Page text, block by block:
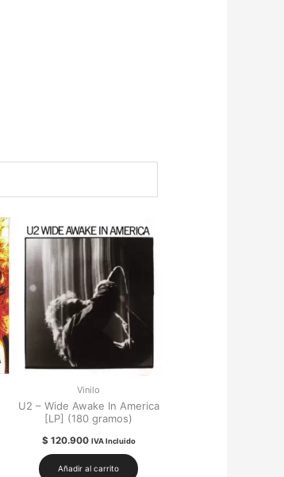
Vinilo
U2 – Wide Awake In America
[LP] (180 gramos)
$120.900 IVA Incluido
Añadir al carrito